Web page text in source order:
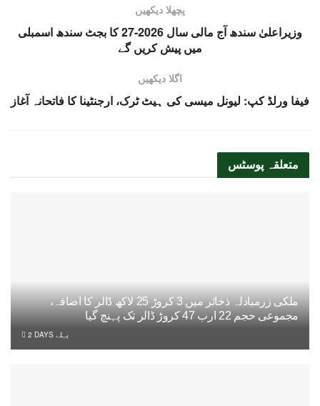
پچھلا دیکھیں
وزیراعلیٰ سندھ آج مالی سال 2026-27 کا بجٹ سندھ اسمبلی
میں پیش کریں گے
اگلا دیکھیں
فیفا ورلڈ کپ: لیونل میسی کی ہیٹ ٹرک، ارجنٹینا کا فاتحانہ آغاز
متعلقہ پوسٹس
ملکی زرمبادلہ ذخائر میں 3 کروڑ 25 لاکھ ڈالر کا اضافہ،
مجموعی حجم 22 ارب 47 کروڑ ڈالر تک پہنچ گیا
2 DAYS پہلے